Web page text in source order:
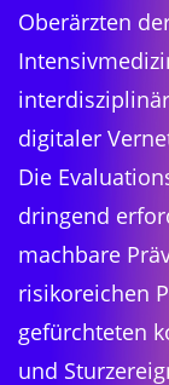
Oberärzten
digitaler
Die
dringend
machbare
risikoreichen
gefürchteten
und